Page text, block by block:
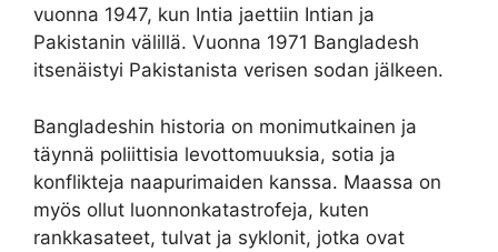
vuonna 1947, kun Intia jaettiin Intian ja
Pakistanin välillä. Vuonna 1971 Bangladesh
itsenäistyi Pakistanista verisen sodan jälkeen.
Bangladeshin historia on monimutkainen ja
täynnä poliittisia levottomuuksia, sotia ja
konflikteja naapurimaiden kanssa. Maassa on
myös ollut luonnonkatastrofeja, kuten
rankkasateet, tulvat ja syklonit, jotka ovat